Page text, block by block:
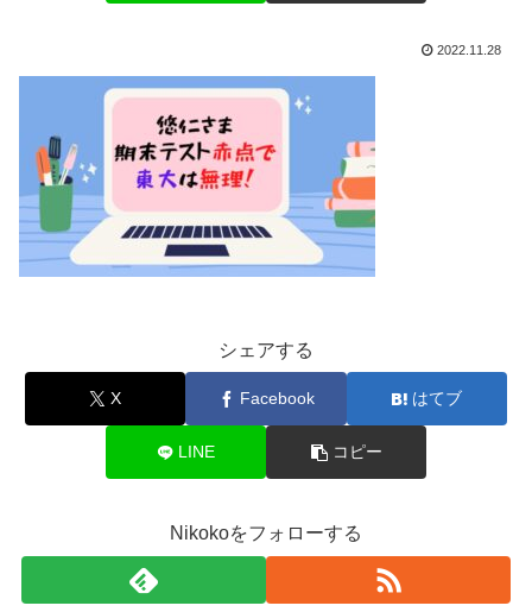
2022.11.28
シェアする
X Facebook はてブ
LINE コピー
Nikokoをフォローする